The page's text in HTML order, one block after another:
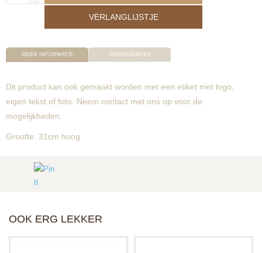
VERLANGLIJSTJE
MEER INFORMATIE INGREDÏENTEN
Dit product kan ook gemaakt worden met een etiket met logo,
eigen tekst of foto. Neem contact met ons op voor de
mogelijkheden.
Grootte: 31cm hoog
OOK ERG LEKKER